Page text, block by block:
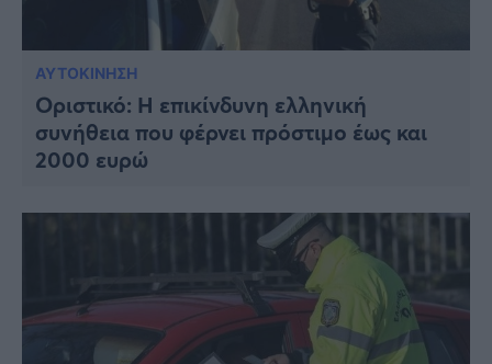
ΑΥΤΟΚΙΝΗΣΗ
Οριστικό: Η επικίνδυνη ελληνική
συνήθεια που φέρνει πρόστιμο έως και
2000 ευρώ